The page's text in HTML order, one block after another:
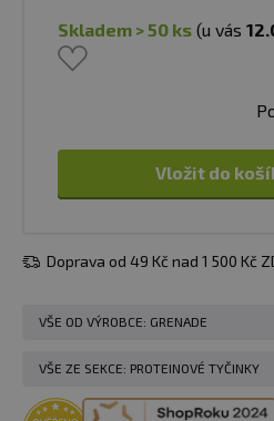
skladem > 50 ks (u vás
Vložit do
Doprava od 49 Kč nad 1 500 Kč
VŠE OD VÝROBCE: GRENADE
VŠE ZE SEKCE: PROTEINOVÉ TYČINKY